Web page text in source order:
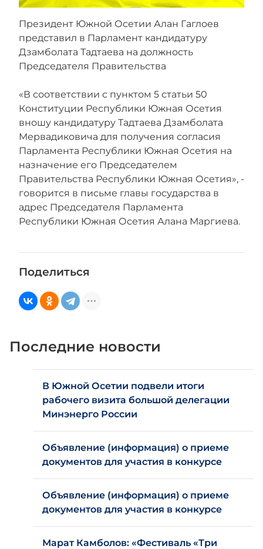
Президент Южной Осетии Алан Гаглоев
представил в Парламент кандидатуру
Дзамболата Тадтаева на должность
Председателя Правительства ⁣⁣⠀
«В соответствии с пунктом 5 статьи 50
Конституции Республики Южная Осетия
вношу кандидатуру Тадтаева Дзамболата
Мервадиковича для получения согласия
Парламента Республики Южная Осетия на
назначение его Председателем
Правительства Республики Южная Осетия», -
говорится в письме главы государства в
адрес Председателя Парламента
Республики Южная Осетия Алана Маргиева.
Поделиться
Последние новости
В Южной Осетии подвели итоги
рабочего визита большой делегации
Минэнерго России
Объявление (информация) о приеме
документов для участия в конкурсе
Объявление (информация) о приеме
документов для участия в конкурсе
Марат Камболов: «Фестиваль «Три